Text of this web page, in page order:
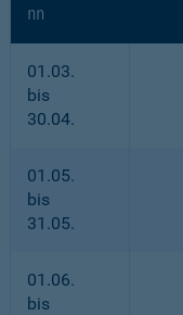
nn
01.03.
bis
30.04.
01.05.
bis
31.05.
01.06.
bis